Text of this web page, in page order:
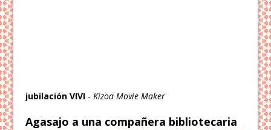
jubilación VIVI -Kizoa Movie Maker
Agasajo a una compañera bibliotecaria